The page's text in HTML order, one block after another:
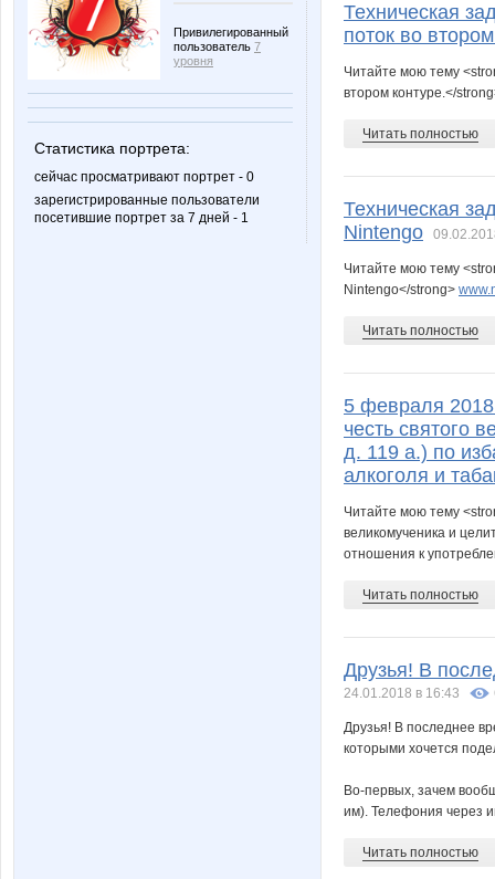
Привилегированный
пользователь 7
уровня
Статистика портрета:
сейчас просматривают портрет - 0
зарегистрированные пользователи
посетившие портрет за 7 дней - 1
Техническая
поток во
Читайте мою тему
втором контуре.</
Читать полностью
Техническая
Nintengo
Читайте мою тему
Nintengo</strong>
Читать полностью
5 февраля
честь святого
д. 119 а.) по
алкоголя и
Читайте мою тему
великомученика и
отношения к
Читать полностью
Друзья! В
24.01.2018 в 16:43
Друзья! В последнее
которыми хочется
Во-первых, зачем
им). Телефония через
Читать полностью